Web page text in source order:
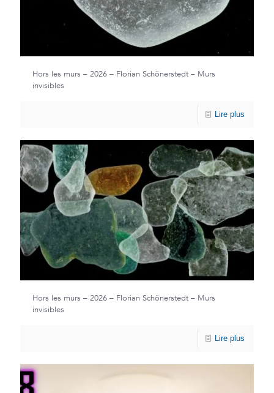
Hors les murs – 2026 – Florian Schönerstedt – Murs
invisibles
Lire plus
Hors les murs – 2026 – Florian Schönerstedt – Murs
invisibles
Lire plus